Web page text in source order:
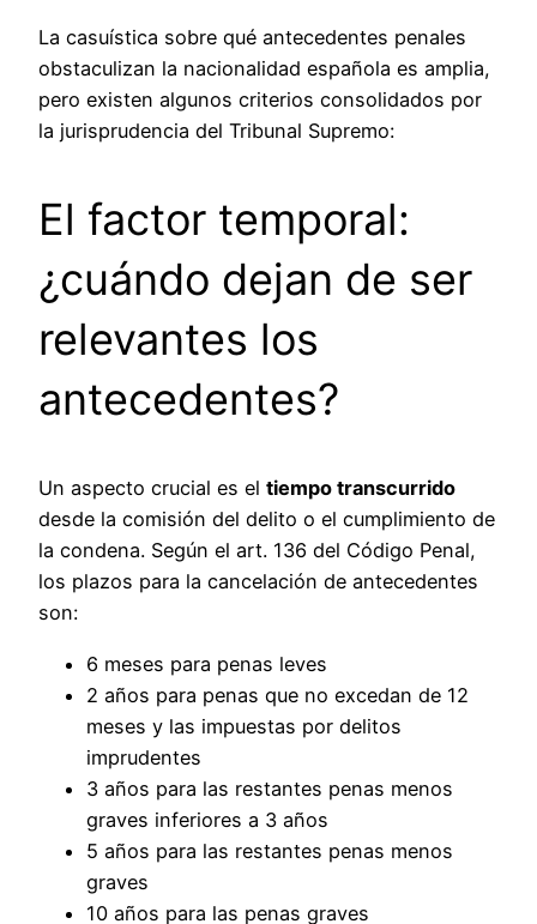
La casuística sobre qué antecedentes penales
obstaculizan la nacionalidad española es amplia,
pero existen algunos criterios consolidados por
la jurisprudencia del Tribunal Supremo:
El factor temporal:
¿cuándo dejan de ser
relevantes los
antecedentes?
Un aspecto crucial es el tiempo transcurrido
desde la comisión del delito o el cumplimiento de
la condena. Según el art. 136 del Código Penal,
los plazos para la cancelación de antecedentes
son:
6 meses para penas leves
2 años para penas que no excedan de 12
meses y las impuestas por delitos
imprudentes
3 años para las restantes penas menos
graves inferiores a 3 años
5 años para las restantes penas menos
graves
10 años para las penas graves